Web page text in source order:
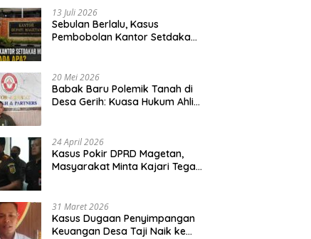
13 Juli 2026
Sebulan Berlalu, Kasus
Pembobolan Kantor Setdakab
20 Mei 2026
Babak Baru Polemik Tanah di
Desa Gerih: Kuasa Hukum Ahli
24 April 2026
Kasus Pokir DPRD Magetan,
Masyarakat Minta Kajari Tegak
31 Maret 2026
Kasus Dugaan Penyimpangan
Keuangan Desa Taji Naik ke